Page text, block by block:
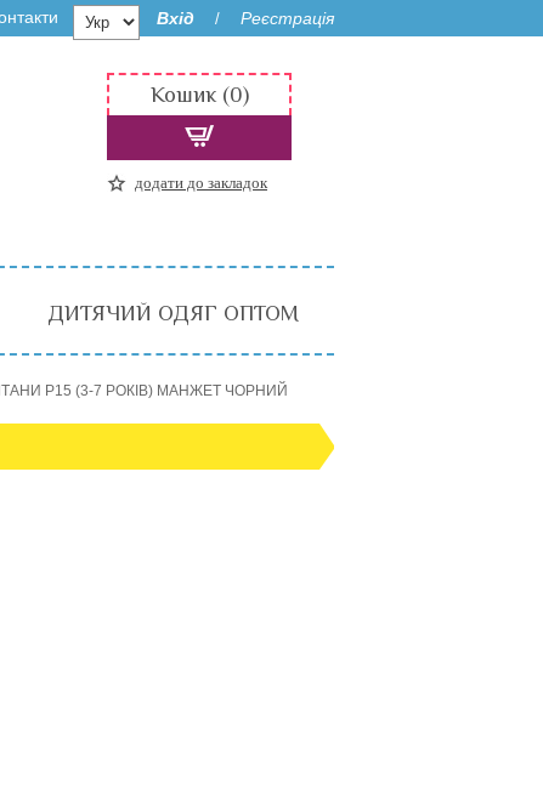
Вхід / Реєстрація
Кошик (0)
додати до закладок
ДИТЯЧИЙ ОДЯГ ОПТОМ
P15 (3-7 РОКІВ) МАНЖЕТ ЧОРНИЙ